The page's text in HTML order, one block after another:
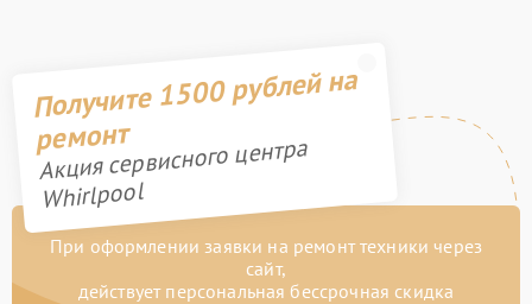
Получите 1500 рублей на
ремонт
Акция сервисного центра
Whirlpool
При оформлении заявки на ремонт техники через
сайт,
действует персональная бессрочная скидка